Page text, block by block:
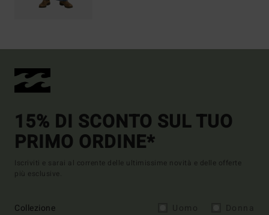
15% DI SCONTO SUL TUO
PRIMO ORDINE*
Iscriviti e sarai al corrente delle ultimissime novità e delle offerte
più esclusive.
Collezione